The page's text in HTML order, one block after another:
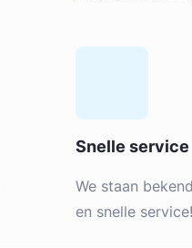
Snelle service
We staan
en snelle service!